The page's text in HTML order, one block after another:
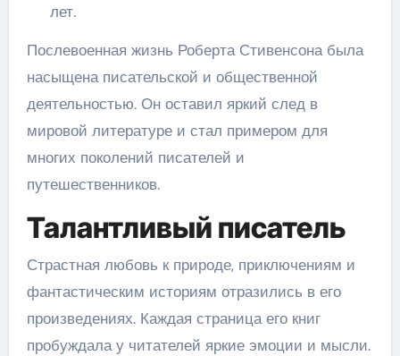
лет.
Послевоенная жизнь Роберта Стивенсона была
насыщена писательской и общественной
деятельностью. Он оставил яркий след в
мировой литературе и стал примером для
многих поколений писателей и
путешественников.
Талантливый писатель
Страстная любовь к природе, приключениям и
фантастическим историям отразились в его
произведениях. Каждая страница его книг
пробуждала у читателей яркие эмоции и мысли.